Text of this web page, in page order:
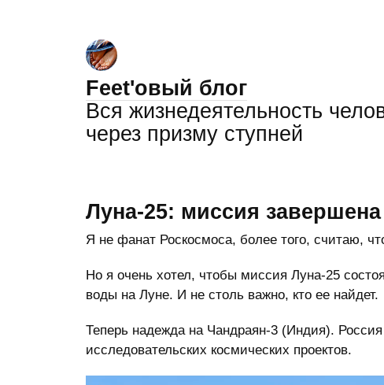
Feet'овый блог
Вся жизнедеятельность
через призму ступней
Луна-25: миссия
Я не фанат Роскосмоса, более того, считаю,
Но я очень хотел, чтобы миссия Луна-25
воды на Луне. И не столь важно, кто ее найдет.
Теперь надежда на Чандраян-3 (Индия).
исследовательских космических проектов.